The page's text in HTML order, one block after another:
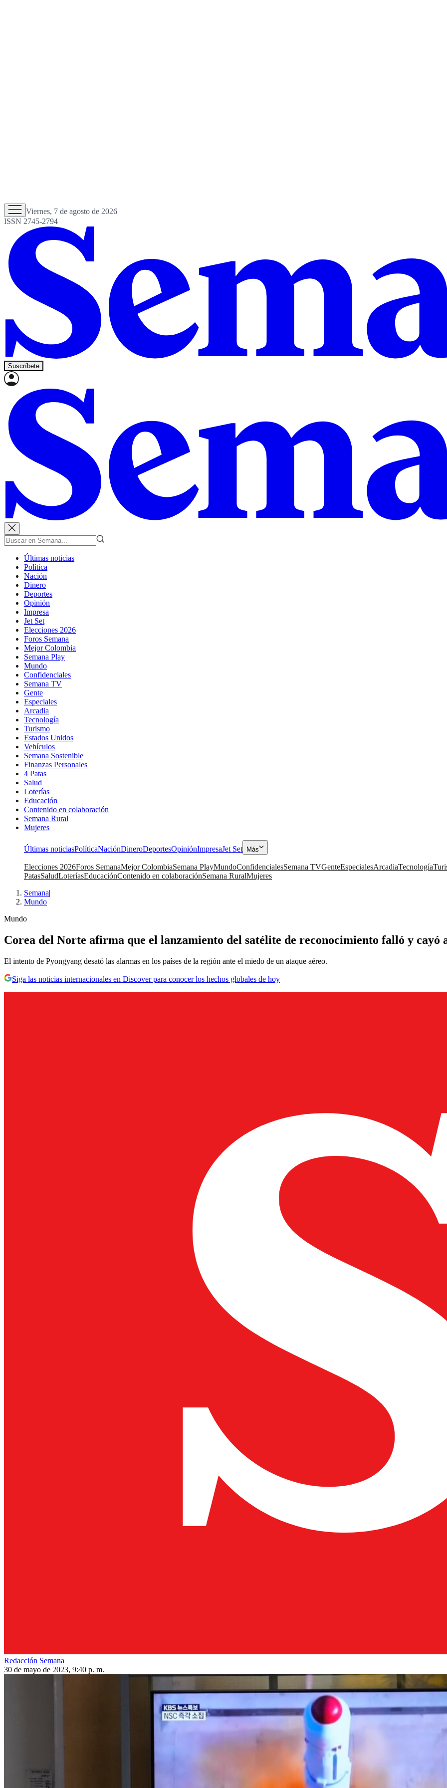
Viernes, 7 de agosto de 2026
ISSN 2745-2794
Suscríbete
Últimas noticias
Política
Nación
Dinero
Deportes
Opinión
Impresa
Jet Set
Elecciones 2026
Foros Semana
Mejor Colombia
Semana Play
Mundo
Confidenciales
Semana TV
Gente
Especiales
Arcadia
Tecnología
Turismo
Estados Unidos
Vehículos
Semana Sostenible
Finanzas Personales
4 Patas
Salud
Loterías
Educación
Contenido en colaboración
Semana Rural
Mujeres
Últimas noticiasPolíticaNaciónDineroDeportesOpiniónImpresaJet Set Más
Elecciones 2026Foros SemanaMejor ColombiaSemana PlayMundoConfidencialesSemana TVGenteEspecialesArcadiaTecnología
PatasSaludLoteríasEducaciónContenido en colaboraciónSemana RuralMujeres
Semana|
Mundo
Mundo
Corea del Norte afirma que el lanzamiento del satélite de reconocimiento falló y cayó
El intento de Pyongyang desató las alarmas en los países de la región ante el miedo de un ataque aéreo.
Siga las noticias internacionales en Discover para conocer los hechos globales de hoy
Redacción Semana
30 de mayo de 2023, 9:40 p. m.